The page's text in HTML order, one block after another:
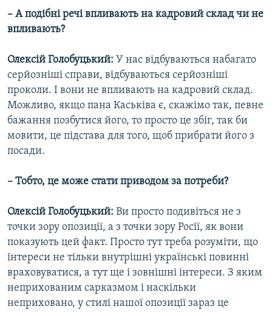
– А подібні речі впливають на кадровий склад чи не
впливають?
Олексій Голобуцький: У нас відбуваються набагато
серйозніші справи, відбуваються серйозніші
проколи. І вони не впливають на кадровий склад.
Можливо, якщо пана Каськіва є, скажімо так, певне
бажання позбутися його, то просто це збіг, так би
мовити, це підстава для того, щоб прибрати його з
посади.
– Тобто, це може стати приводом за потреби?
Олексій Голобуцький: Ви просто подивіться не з
точки зору опозиції, а з точки зору Росії, як вони
показують цей факт. Просто тут треба розуміти, що
інтереси не тільки внутрішні українські повинні
враховуватися, а тут ще і зовнішні інтереси. З яким
неприхованим сарказмом і наскільки
неприховано, у стилі нашої опозиції зараз це